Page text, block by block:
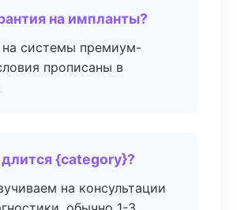
на импланты?
на системы премиум-
прописаны в
{category}?
на консультации